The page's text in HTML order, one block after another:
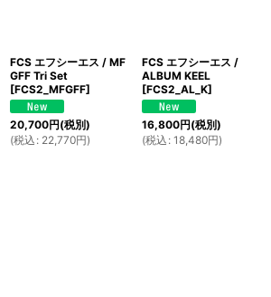
FCS エフシーエス / MF
GFF Tri Set
[FCS2_MFGFF]
20,700円(税別)
(税込 : 22,770円)
FCS エフシーエス /
ALBUM KEEL
[FCS2_AL_K]
16,800円(税別)
(税込 : 18,480円)